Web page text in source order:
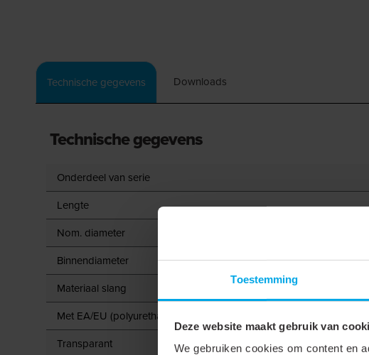
Toestemming
Deze website maakt gebruik van
We gebruiken cookies om content en
Technische gegevens Downloads
Technische gegevens
Onderdeel van serie
Lengte
Nom. diameter
Binnendiameter
Materiaal slang
Met EA/EU (polyurethaan) binnenwand
Transparant